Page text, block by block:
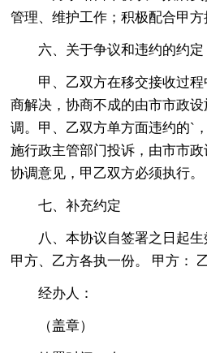
管理、维护工作；积极配合甲方
六、关于争议和违约的约定
甲、乙双方在移交接收过
商解决，协商不成的由市市政
调。甲、乙双方单方面违约的`
施行政主管部门投诉，由市市
协调意见，甲乙双方必须执行。
七、补充约定
八、本协议自签署之日起
甲方、乙方各执一份。 甲方：
经办人：
（盖章）